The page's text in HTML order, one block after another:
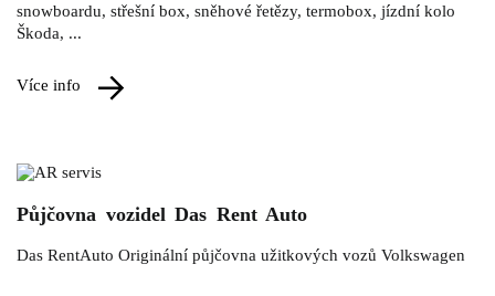
snowboardu, střešní box, sněhové řetězy, termobox, jízdní kolo
Škoda, ...
více info
Půjčovna vozidel Das Rent Auto
Das RentAuto Originální půjčovna užitkových vozů Volkswagen